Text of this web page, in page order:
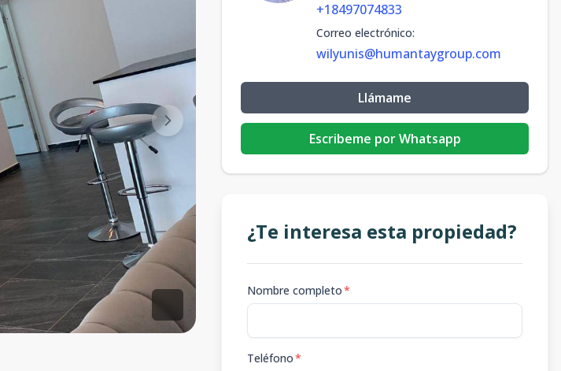
+18497074833
Correo electrónico:
wilyunis@humantaygroup.com
Llámame
Escribeme por Whatsapp
¿Te interesa esta propiedad?
Nombre completo*
Teléfono*